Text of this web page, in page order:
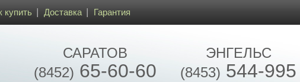
купить Доставка Гарантия
САРАТОВ
(8452) 65-60-60
ЭНГЕЛЬС
(8453) 544-995